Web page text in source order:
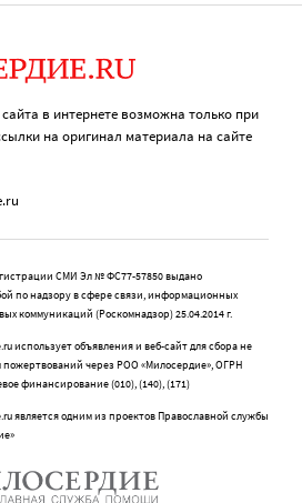
в интернете возможна только при
на оригинал материала на сайте
СМИ Эл № ФС77-57850 выдано
по надзору в сфере связи, информационных
коммуникаций (Роскомнадзор) 25.04.2014 г.
использует объявления и веб-сайт для сбора не
пожертвований через РОО «Милосердие», ОГРН
финансирование (010), (140), (171)
является одним из проектов Православной службы